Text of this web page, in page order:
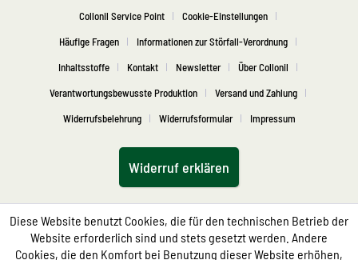
Collonil Service Point
Cookie-Einstellungen
Häufige Fragen
Informationen zur Störfall-Verordnung
Inhaltsstoffe
Kontakt Newsletter
Über Collonil
Verantwortungsbewusste Produktion
Versand und Zahlung
Widerrufsbelehrung
Widerrufsformular Impressum
Widerruf erklären
Diese Website benutzt Cookies, die für den technischen Betrieb der
Website erforderlich sind und stets gesetzt werden. Andere
Cookies, die den Komfort bei Benutzung dieser Website erhöhen,